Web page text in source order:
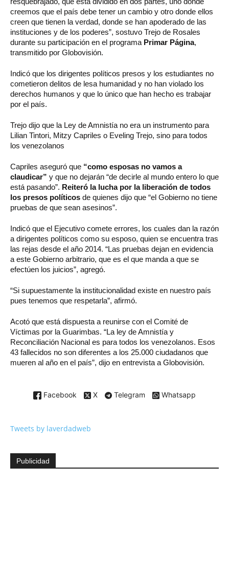
creemos que el país debe tener un cambio y otro donde ellos
creen que tienen la verdad, donde se han apoderado de las
instituciones y de los poderes”, sostuvo Trejo de Rosales
durante su participación en el programa Primar Página,
transmitido por Globovisión.
Indicó que los dirigentes políticos presos y los estudiantes no
cometieron delitos de lesa humanidad y no han violado los
derechos humanos y que lo único que han hecho es trabajar
por el país.
Trejo dijo que la Ley de Amnistía no era un instrumento para
Lilian Tintori, Mitzy Capriles o Eveling Trejo, sino para todos
los venezolanos
Capriles aseguró que “como esposas no vamos a
claudicar” y que no dejarán “de decirle al mundo entero lo que
está pasando”. Reiteró la lucha por la liberación de todos
los presos políticos de quienes dijo que “el Gobierno no tiene
pruebas de que sean asesinos”.
Indicó que el Ejecutivo comete errores, los cuales dan la razón
a dirigentes políticos como su esposo, quien se encuentra tras
las rejas desde el año 2014. “Las pruebas dejan en evidencia
a este Gobierno arbitrario, que es el que manda a que se
efectúen los juicios”, agregó.
“Si supuestamente la institucionalidad existe en nuestro país
pues tenemos que respetarla”, afirmó.
Acotó que está dispuesta a reunirse con el Comité de
Víctimas por la Guarimbas. “La ley de Amnistía y
Reconciliación Nacional es para todos los venezolanos. Esos
43 fallecidos no son diferentes a los 25.000 ciudadanos que
mueren al año en el país”, dijo en entrevista a Globovisión.
Facebook X Telegram Whatsapp
Tweets by laverdadweb
Publicidad